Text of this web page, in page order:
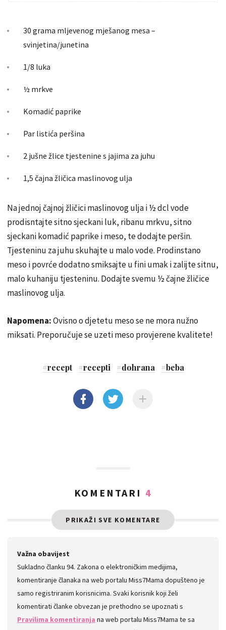
30 grama mljevenog mješanog mesa –
svinjetina/junetina
1/8 luka
½ mrkve
Komadić paprike
Par listića peršina
2 jušne žlice tjestenine s jajima za juhu
1,5 čajna žličica maslinovog ulja
Na jednoj čajnoj žličici maslinovog ulja i ½ dcl vode
prodisntajte sitno sjeckani luk, ribanu mrkvu, sitno
sjeckani komadić paprike i meso, te dodajte peršin.
Tjesteninu za juhu skuhajte u malo vode. Prodinstano
meso i povrće dodatno smiksajte u fini umak i zalijte sitnu,
malo kuhaniju tjesteninu. Dodajte svemu ½ čajne žličice
maslinovog ulja.
Napomena:Ovisno o djetetu meso se ne mora nužno
miksati. Preporučuje se uzeti meso provjerene kvalitete!
#recept #recepti #dohrana #beba
KOMENTARI 4
PRIKAŽI SVE KOMENTARE
Važna obavijest
Sukladno članku 94. Zakona o elektroničkim medijima,
komentiranje članaka na web portalu Miss7Mama dopušteno je
samo registriranim korisnicima. Svaki korisnik koji želi
komentirati članke obvezan je prethodno se upoznati s
Pravilima komentiranja na web portalu Miss7Mama te sa